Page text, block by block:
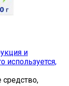
и
используется,
средство,